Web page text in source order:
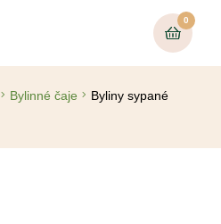
0
Bylinné čaje
Byliny sypané